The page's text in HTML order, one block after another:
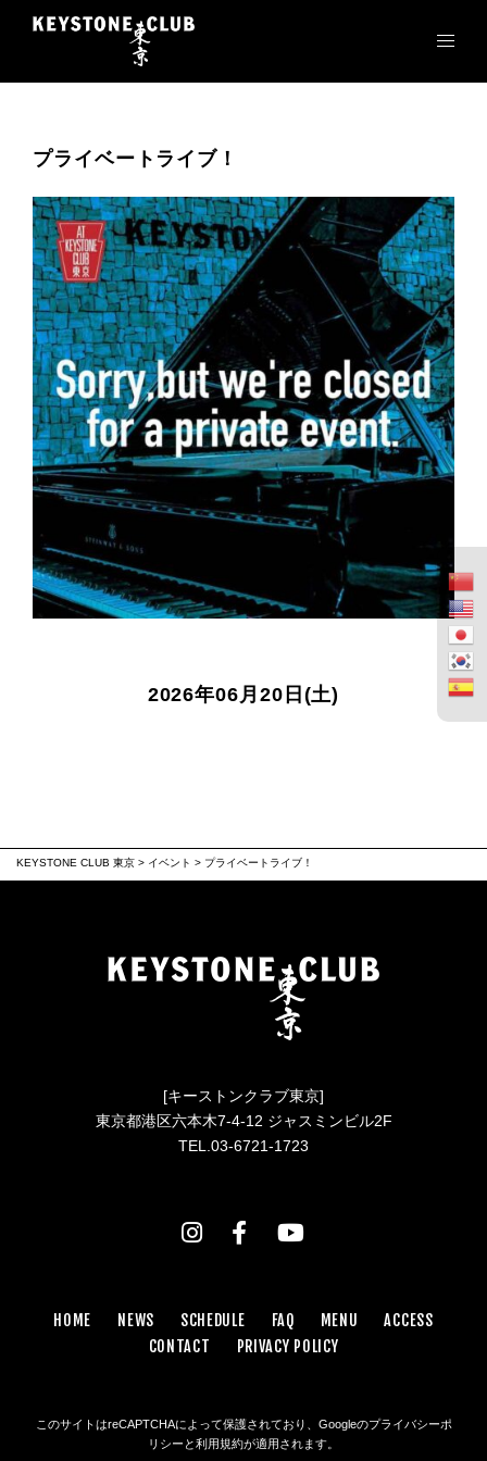
ン
プライベートライブ！
2026年06月20日(土)
KEYSTONE CLUB 東京 > イベント > プライベートライブ！
[キーストンクラブ東京]
東京都港区六本木7-4-12 ジャスミンビル2F
TEL.03-6721-1723
HOME NEWS SCHEDULE FAQ MENU
ACCESS
CONTACT
PRIVACY POLICY
このサイトはreCAPTCHAによって保護されており、Googleのプライバシーポ
リシー と利用規約が適用されます。